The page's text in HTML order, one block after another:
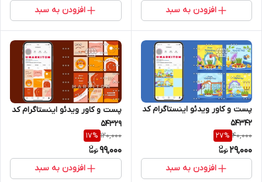
افزودن به سبد افزودن به سبد
پست و کاور ویدئو اینستاگرام کد
54342
40,000
27%
29,000
افزودن به سبد
پست و کاور ویدئو اینستاگرام کد
54329
120,000
17%
99,000
افزودن به سبد